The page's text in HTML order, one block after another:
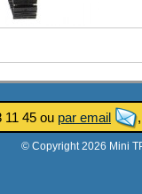
11 45 ou par email
© Copyright 2026 Mini